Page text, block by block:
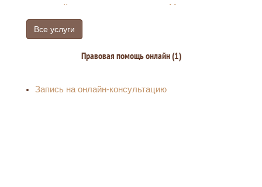
военной операции по линии Министерства
обороны Российской Федерации
Прием заявлений от членов семей участников
справки, подтверждающей участие в
Министерства обороны Российской Федерации
Выдача справки члену семьи участника СВО,
Все услуги
Правовая помощь онлайн (1)
Запись на онлайн-консультацию